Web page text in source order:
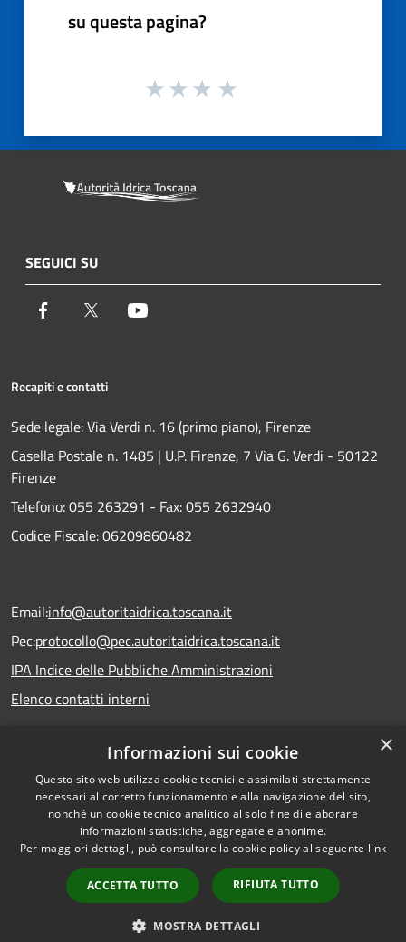
su questa pagina?
SEGUICI SU
Facebook Twitter
Recapiti e contatti
Sede legale: Via Verdi n. 16 (primo piano), Firenze
Casella Postale n. 1485 | U.P. Firenze, 7 Via G. Verdi - 50122
Firenze
Telefono:055 263291 - Fax:055 2632940
Codice Fiscale: 06209860482
Email:info@autoritaidrica.toscana.it
Pec:protocollo@pec.autoritaidrica.toscana.it
IPA Indice delle Pubbliche Amministrazioni
Elenco contatti interni
Dichiarazione accessibilità
Accessibilità
Copyright © 2026 • Autorità
Idrica Toscana • Powered by
Municipium•
Accesso
redazione
×
Informazioni sui cookie
Questo sito web utilizza cookie tecnici e assimilati strettamente
necessari al corretto funzionamento e alla navigazione del sito,
nonché un cookie tecnico analitico al solo fine di elaborare
informazioni statistiche, aggregate e anonime.
Per maggiori dettagli, può consultare la cookie policy al seguente link
ACCETTA TUTTO RIFIUTA TUTTO
MOSTRA DETTAGLI